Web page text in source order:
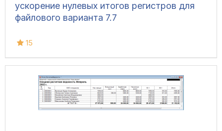
ускорение нулевых итогов регистров для
файлового варианта 7.7
15